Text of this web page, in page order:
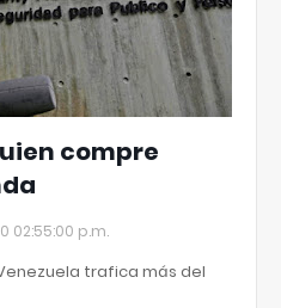
compre
02:55:00 p.m.
Venezuela trafica más del